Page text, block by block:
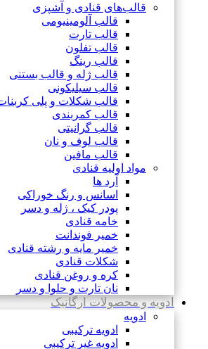
قالب‌های قنادی و آشپزی
قالب آلومینیومی
قالب تارت
قالب تفلون
قالب رینگ
قالب ژله و قالب بستنی
قالب سیلیکونی
قالب شکلات و پلی
قالب کمربندی
قالب گرانیتی
قالب لوف و نان
قالب مافین
مواد اولیه قنادی
آرد ها
اسانس و رنگ خوراکی
پودر کیک ، ژله و دسر
خامه قنادی
خمیر فوندانت
خمیر مایه و رشته قنادی
شکلات قنادی
کره و روغن قنادی
نان تارت و حلوا و دسر
ادویه و محصولات ارگانیک
ادویه
ادویه ترکیبی
ادویه غیر ترکیبی